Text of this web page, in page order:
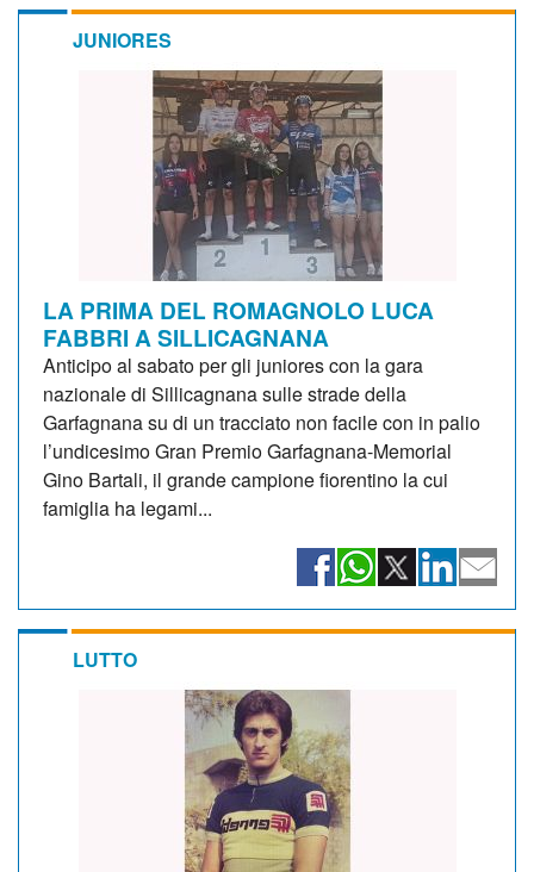
JUNIORES
LA PRIMA DEL ROMAGNOLO LUCA
FABBRI A SILLICAGNANA
Anticipo al sabato per gli juniores con la gara
nazionale di Sillicagnana sulle strade della
Garfagnana su di un tracciato non facile con in palio
l’undicesimo Gran Premio Garfagnana-Memorial
Gino Bartali, il grande campione fiorentino la cui
famiglia ha legami...
LUTTO